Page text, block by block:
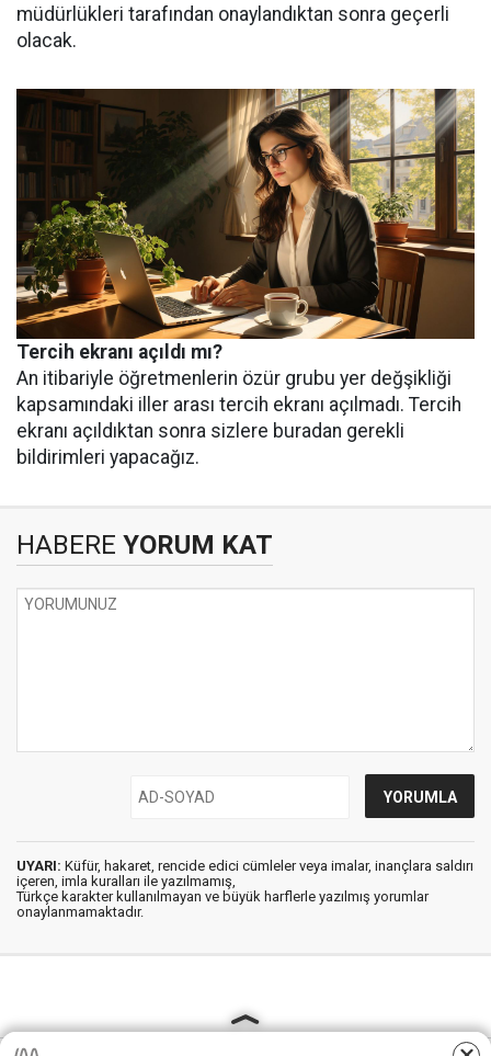
müdürlükleri tarafından onaylandıktan sonra geçerli
olacak.
Tercih ekranı açıldı mı?
An itibariyle öğretmenlerin özür grubu yer değşikliği
kapsamındaki iller arası tercih ekranı açılmadı. Tercih
ekranı açıldıktan sonra sizlere buradan gerekli
bildirimleri yapacağız.
HABERE YORUM KAT
UYARI: Küfür, hakaret, rencide edici cümleler veya imalar, inançlara saldırı
içeren, imla kuralları ile yazılmamış,
Türkçe karakter kullanılmayan ve büyük harflerle yazılmış yorumlar
onaylanmamaktadır.